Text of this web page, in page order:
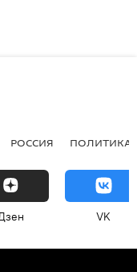
РОССИЯ ПОЛИТИКА
VK